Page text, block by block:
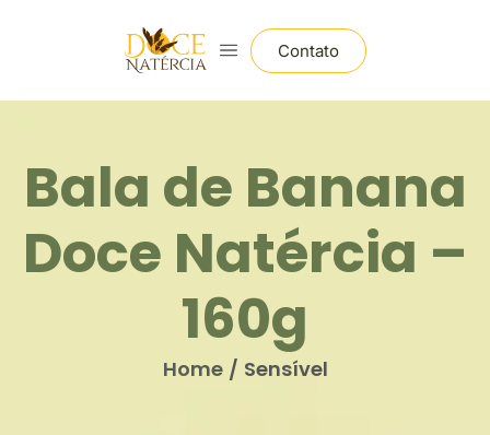
Contato
Bala de Banana
Doce Natércia –
160g
Home / Sensível